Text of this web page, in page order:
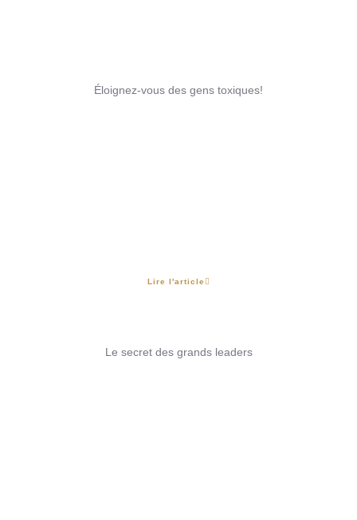
Éloignez-vous des gens toxiques!
Lire l'article
Le secret des grands leaders